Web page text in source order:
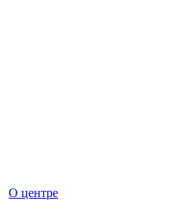
О центре